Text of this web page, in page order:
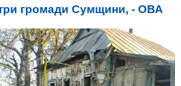
громади Сумщини, - ОВА